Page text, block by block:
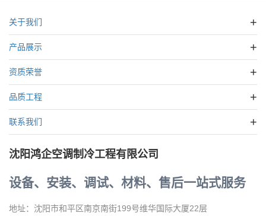
关于我们
产品展示
资质荣誉
品质工程
联系我们
沈阳鸿企空调制冷工程有限公司
设备、安装、调试、材料、售后一站式服务
地址：沈阳市和平区南京南街199号维华国际大厦22层